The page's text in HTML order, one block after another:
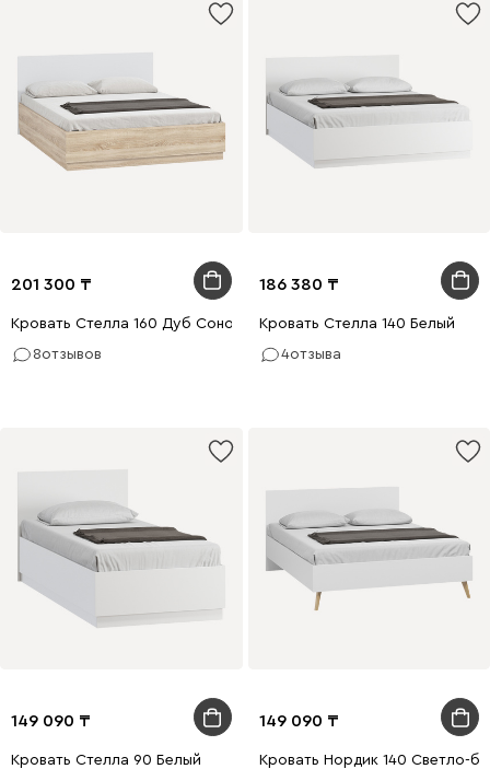
201 300
Кровать Стелла 160 Дуб Сонома
8отзывов
186 380
Кровать Стелла 140 Белый
4отзыва
149 090
Кровать Стелла 90 Белый
149 090
Кровать Нордик 140 Светло-